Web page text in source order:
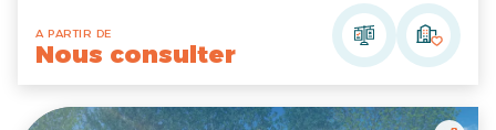
A PARTIR DE
Nous consulter